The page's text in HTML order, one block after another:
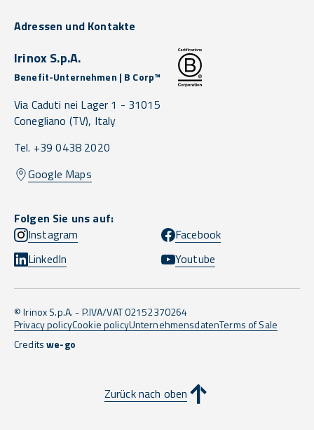
Adressen und Kontakte
Irinox S.p.A.
Benefit-Unternehmen | B Corp™
Via Caduti nei Lager 1 - 31015
Conegliano (TV), Italy
Tel. +39 0438 2020
Google Maps
Folgen Sie uns auf:
Instagram
Facebook
LinkedIn
Youtube
© Irinox S.p.A. - P.IVA/VAT 02152370264
Privacy policyCookie policyUnternehmensdatenTerms of Sale
Creditswe-go
Zurück nach oben